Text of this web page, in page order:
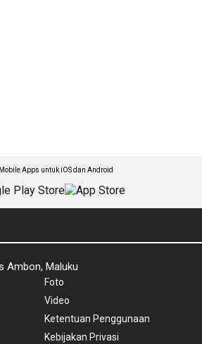
Apps untuk iOS dan Android
Ambon, Maluku
Foto
Video
Ketentuan Penggunaan
Kebijakan Privasi